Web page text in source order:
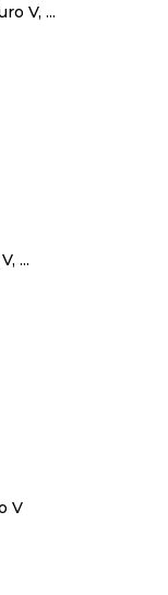
V, ...
...
V